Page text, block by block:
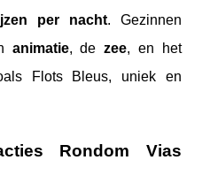
per nacht. Gezinnen
animatie, dezee, en het
Flots Bleus, uniek en
Rondom Vias